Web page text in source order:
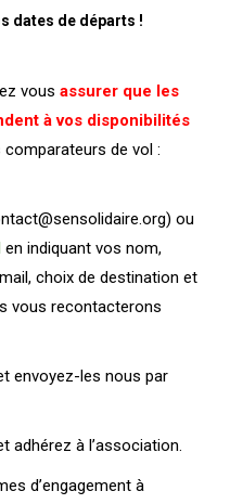
dates de départs !
vous assurer que les
à vos disponibilités
comparateurs de vol :
ou
en indiquant vos nom,
choix de destination et
vous recontacterons
envoyez-les nous par
adhérez à l’association.
d’engagement à